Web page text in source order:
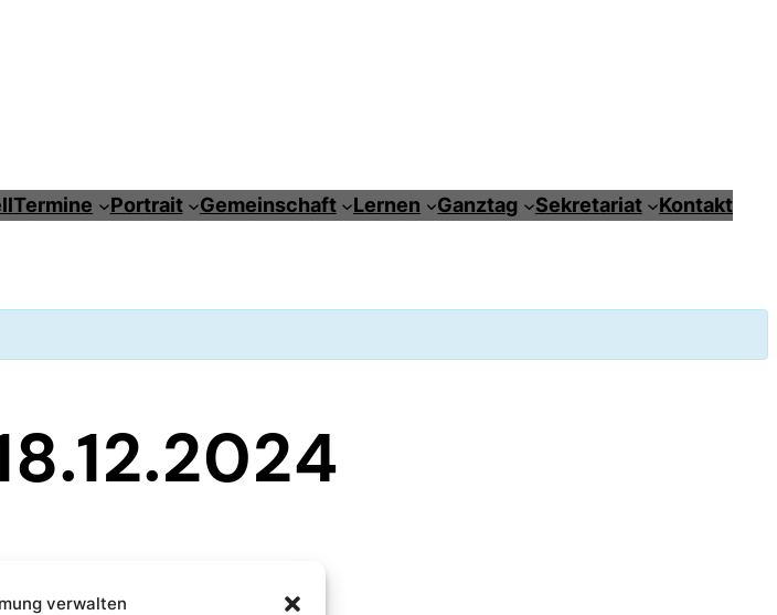
verwalten
Termine Portrait Gemeinschaft Lernen Ganztag Sekretariat Kontakt